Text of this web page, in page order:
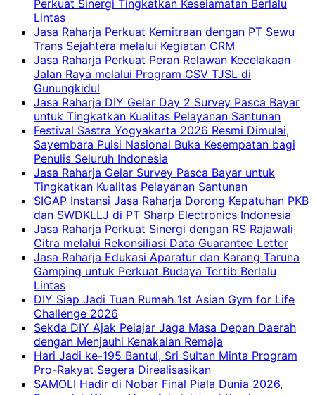
Perkuat Sinergi Tingkatkan Keselamatan Berlalu
Lintas
Jasa Raharja Perkuat Kemitraan dengan PT Sewu
Trans Sejahtera melalui Kegiatan CRM
Jasa Raharja Perkuat Peran Relawan Kecelakaan
Jalan Raya melalui Program CSV TJSL di
Gunungkidul
Jasa Raharja DIY Gelar Day 2 Survey Pasca Bayar
untuk Tingkatkan Kualitas Pelayanan Santunan
Festival Sastra Yogyakarta 2026 Resmi Dimulai,
Sayembara Puisi Nasional Buka Kesempatan bagi
Penulis Seluruh Indonesia
Jasa Raharja Gelar Survey Pasca Bayar untuk
Tingkatkan Kualitas Pelayanan Santunan
SIGAP Instansi Jasa Raharja Dorong Kepatuhan PKB
dan SWDKLLJ di PT Sharp Electronics Indonesia
Jasa Raharja Perkuat Sinergi dengan RS Rajawali
Citra melalui Rekonsiliasi Data Guarantee Letter
Jasa Raharja Edukasi Aparatur dan Karang Taruna
Gamping untuk Perkuat Budaya Tertib Berlalu
Lintas
DIY Siap Jadi Tuan Rumah 1st Asian Gym for Life
Challenge 2026
Sekda DIY Ajak Pelajar Jaga Masa Depan Daerah
dengan Menjauhi Kenakalan Remaja
Hari Jadi ke-195 Bantul, Sri Sultan Minta Program
Pro-Rakyat Segera Direalisasikan
SAMOLI Hadir di Nobar Final Piala Dunia 2026,